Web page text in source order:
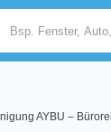
AYBU –